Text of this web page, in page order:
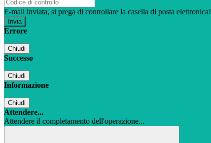
E-mail inviata, si prega di controllare la casella di posta elettronica!
Errore
Chiudi
Successo
Chiudi
Informazione
Chiudi
Attendere...
Attendere il completamento dell'operazione...